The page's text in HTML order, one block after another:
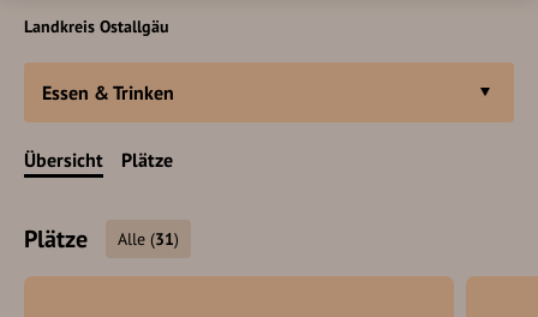
Landkreis Ostallgäu
Essen & Trinken
Übersicht Plätze
Plätze Alle (31)